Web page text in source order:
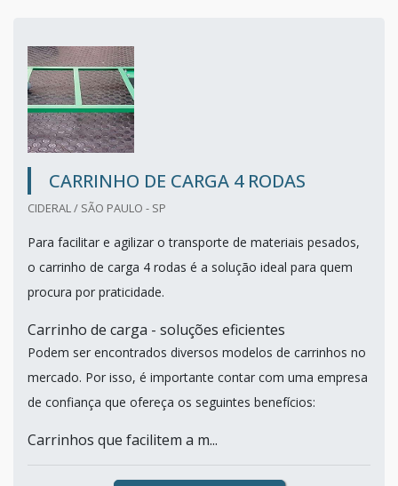
CARRINHO DE CARGA 4 RODAS
CIDERAL / SÃO PAULO - SP
Para facilitar e agilizar o transporte de materiais pesados,
o carrinho de carga 4 rodas é a solução ideal para quem
procura por praticidade.
Carrinho de carga - soluções eficientes
Podem ser encontrados diversos modelos de carrinhos no
mercado. Por isso, é importante contar com uma empresa
de confiança que ofereça os seguintes benefícios:
Carrinhos que facilitem a m...